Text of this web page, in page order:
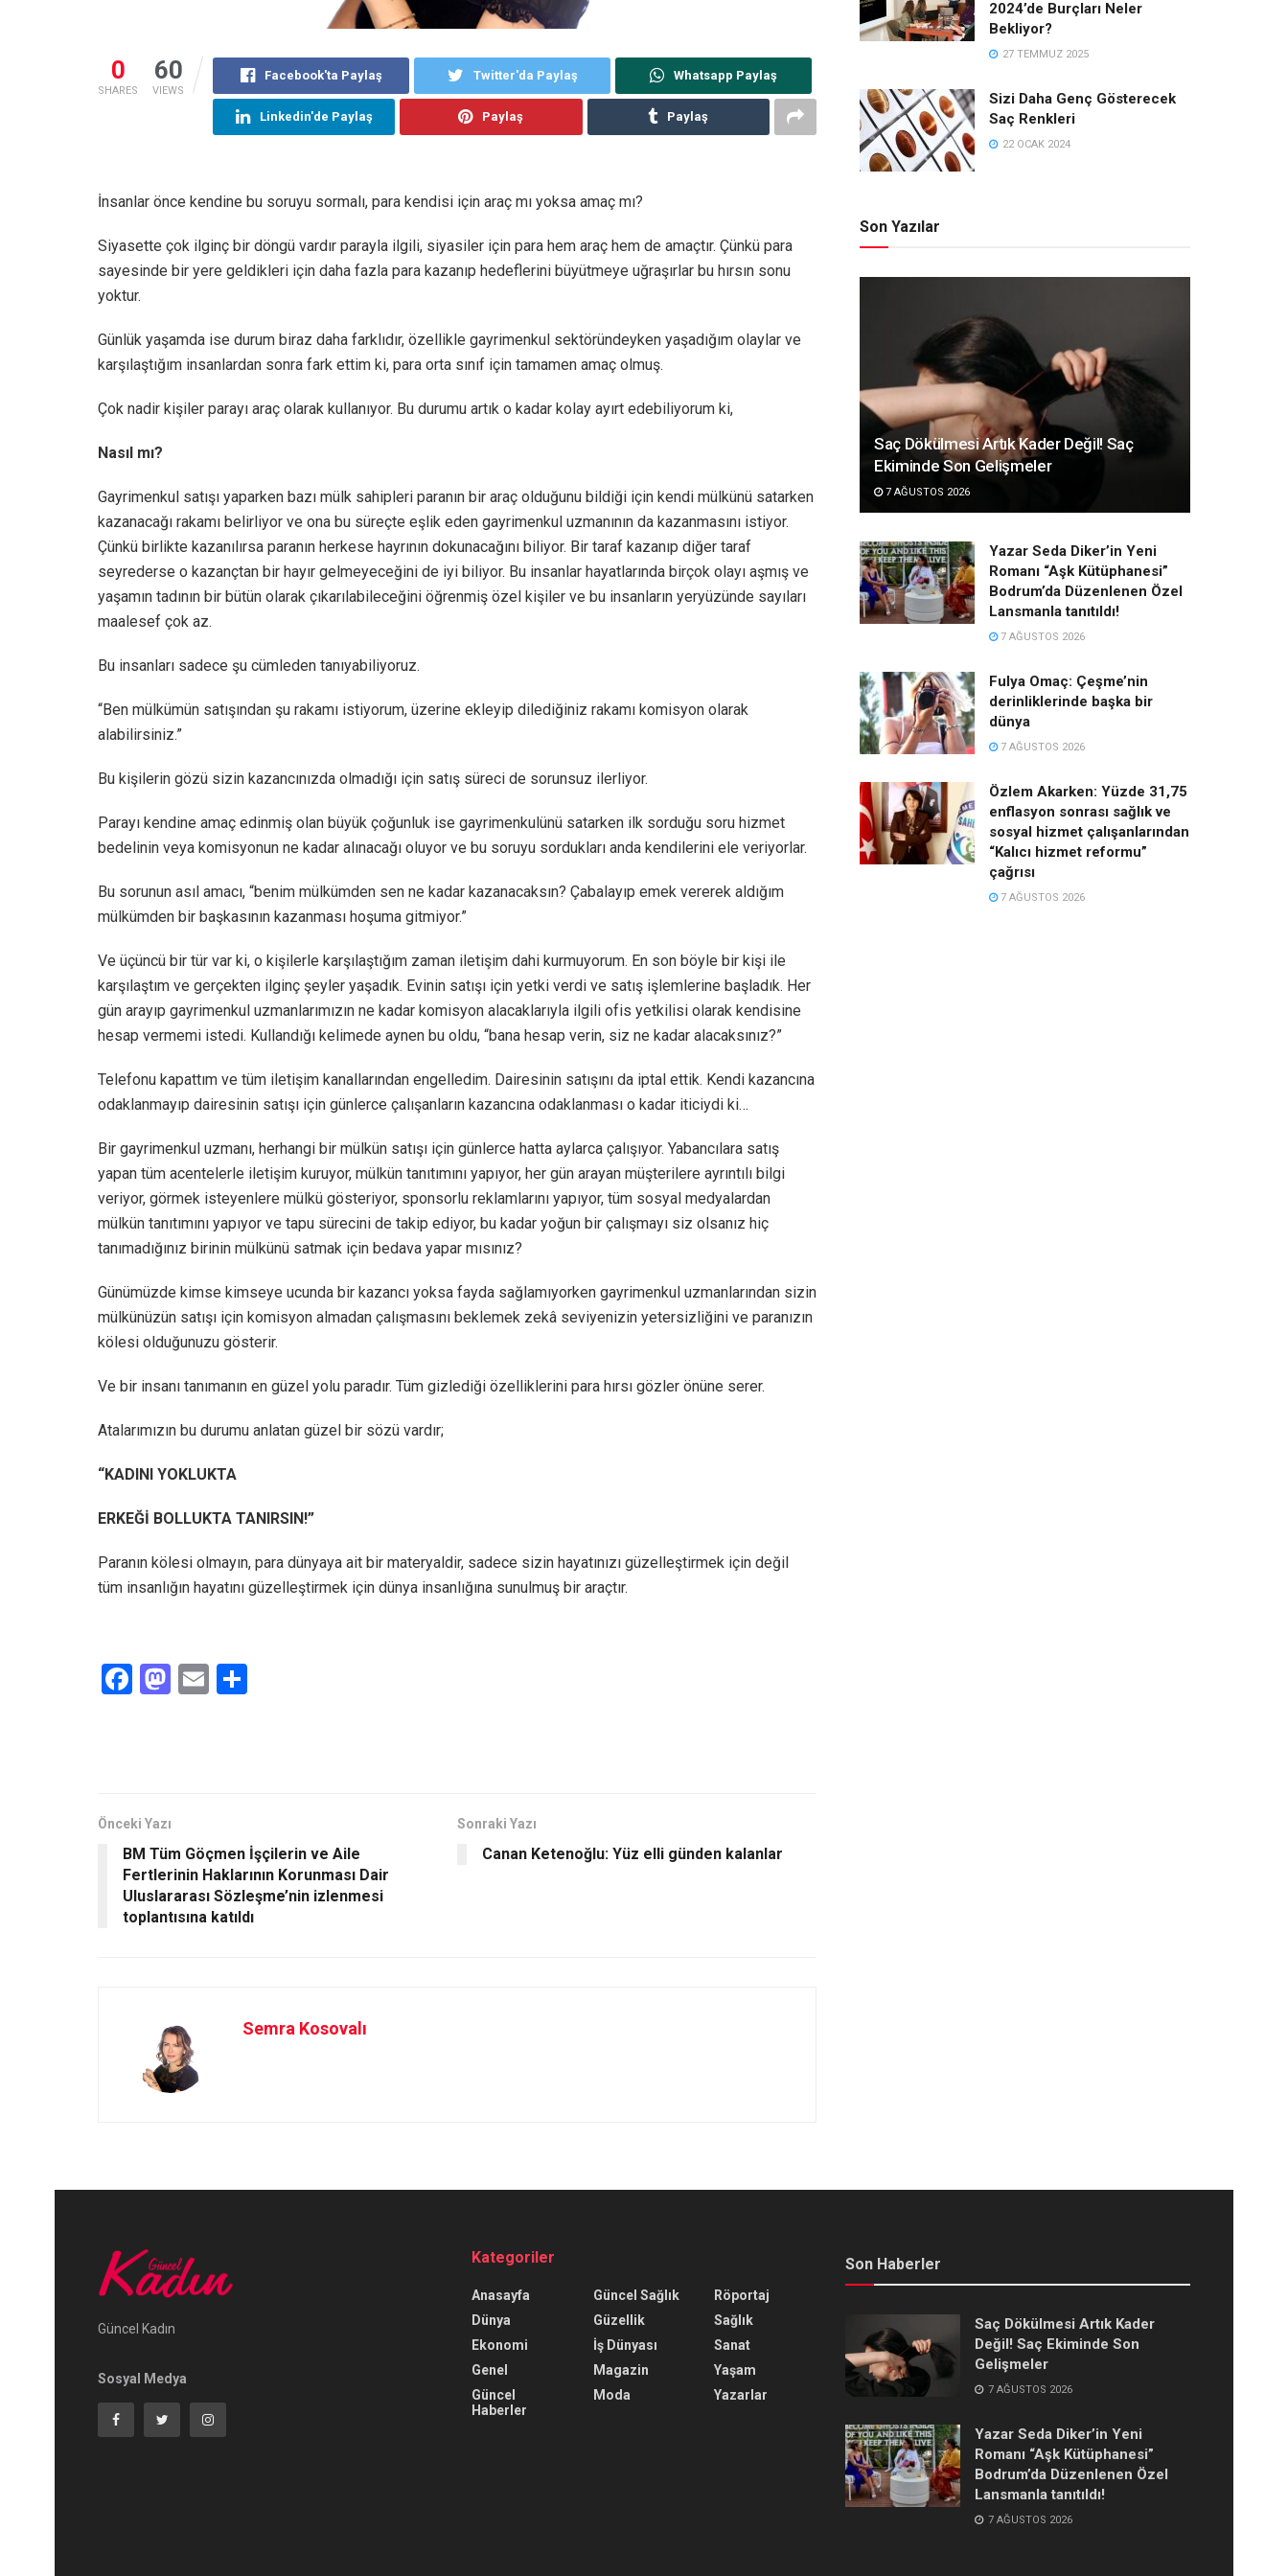
0
SHARES
60
VIEWS
Facebook'ta Paylaş Twitter'da Paylaş Whatsapp Paylaş
Linkedin'de Paylaş Paylaş Paylaş
İnsanlar önce kendine bu soruyu sormalı, para kendisi için araç mı yoksa amaç mı?
Siyasette çok ilginç bir döngü vardır parayla ilgili, siyasiler için para hem araç hem de amaçtır. Çünkü para
sayesinde bir yere geldikleri için daha fazla para kazanıp hedeflerini büyütmeye uğraşırlar bu hırsın sonu
yoktur.
Günlük yaşamda ise durum biraz daha farklıdır, özellikle gayrimenkul sektöründeyken yaşadığım olaylar ve
karşılaştığım insanlardan sonra fark ettim ki, para orta sınıf için tamamen amaç olmuş.
Çok nadir kişiler parayı araç olarak kullanıyor. Bu durumu artık o kadar kolay ayırt edebiliyorum ki,
Nasıl mı?
Gayrimenkul satışı yaparken bazı mülk sahipleri paranın bir araç olduğunu bildiği için kendi mülkünü satarken
kazanacağı rakamı belirliyor ve ona bu süreçte eşlik eden gayrimenkul uzmanının da kazanmasını istiyor.
Çünkü birlikte kazanılırsa paranın herkese hayrının dokunacağını biliyor. Bir taraf kazanıp diğer taraf
seyrederse o kazançtan bir hayır gelmeyeceğini de iyi biliyor. Bu insanlar hayatlarında birçok olayı aşmış ve
yaşamın tadının bir bütün olarak çıkarılabileceğini öğrenmiş özel kişiler ve bu insanların yeryüzünde sayıları
maalesef çok az.
Bu insanları sadece şu cümleden tanıyabiliyoruz.
“Ben mülkümün satışından şu rakamı istiyorum, üzerine ekleyip dilediğiniz rakamı komisyon olarak
alabilirsiniz.”
Bu kişilerin gözü sizin kazancınızda olmadığı için satış süreci de sorunsuz ilerliyor.
Parayı kendine amaç edinmiş olan büyük çoğunluk ise gayrimenkulünü satarken ilk sorduğu soru hizmet
bedelinin veya komisyonun ne kadar alınacağı oluyor ve bu soruyu sordukları anda kendilerini ele veriyorlar.
Bu sorunun asıl amacı, “benim mülkümden sen ne kadar kazanacaksın? Çabalayıp emek vererek aldığım
mülkümden bir başkasının kazanması hoşuma gitmiyor.”
Ve üçüncü bir tür var ki, o kişilerle karşılaştığım zaman iletişim dahi kurmuyorum. En son böyle bir kişi ile
karşılaştım ve gerçekten ilginç şeyler yaşadık. Evinin satışı için yetki verdi ve satış işlemlerine başladık. Her
gün arayıp gayrimenkul uzmanlarımızın ne kadar komisyon alacaklarıyla ilgili ofis yetkilisi olarak kendisine
hesap vermemi istedi. Kullandığı kelimede aynen bu oldu, “bana hesap verin, siz ne kadar alacaksınız?”
Telefonu kapattım ve tüm iletişim kanallarından engelledim. Dairesinin satışını da iptal ettik. Kendi kazancına
odaklanmayıp dairesinin satışı için günlerce çalışanların kazancına odaklanması o kadar iticiydi ki…
Bir gayrimenkul uzmanı, herhangi bir mülkün satışı için günlerce hatta aylarca çalışıyor. Yabancılara satış
yapan tüm acentelerle iletişim kuruyor, mülkün tanıtımını yapıyor, her gün arayan müşterilere ayrıntılı bilgi
veriyor, görmek isteyenlere mülkü gösteriyor, sponsorlu reklamlarını yapıyor, tüm sosyal medyalardan
mülkün tanıtımını yapıyor ve tapu sürecini de takip ediyor, bu kadar yoğun bir çalışmayı siz olsanız hiç
tanımadığınız birinin mülkünü satmak için bedava yapar mısınız?
Günümüzde kimse kimseye ucunda bir kazancı yoksa fayda sağlamıyorken gayrimenkul uzmanlarından sizin
mülkünüzün satışı için komisyon almadan çalışmasını beklemek zekâ seviyenizin yetersizliğini ve paranızın
kölesi olduğunuzu gösterir.
Ve bir insanı tanımanın en güzel yolu paradır. Tüm gizlediği özelliklerini para hırsı gözler önüne serer.
Atalarımızın bu durumu anlatan güzel bir sözü vardır;
“KADINI YOKLUKTA
ERKEĞİ BOLLUKTA TANIRSIN!”
Paranın kölesi olmayın, para dünyaya ait bir materyaldir, sadece sizin hayatınızı güzelleştirmek için değil
tüm insanlığın hayatını güzelleştirmek için dünya insanlığına sunulmuş bir araçtır.
F
o
k
M
n
E
Önceki Yazı
BM Tüm Göçmen İşçilerin ve Aile
Fertlerinin Haklarının Korunması Dair
Uluslararası Sözleşme’nin izlenmesi
toplantısına katıldı
Sonraki Yazı
Canan Ketenoğlu: Yüz elli günden kalanlar
Semra Kosovalı
2024’de Burçları Neler
Bekliyor?
27 TEMMUZ 2025
Sizi Daha Genç Gösterecek
Saç Renkleri
22 OCAK 2024
Son Yazılar
Saç Dökülmesi Artık Kader Değil! Saç
Ekiminde Son Gelişmeler
7 AĞUSTOS 2026
Yazar Seda Diker’in Yeni
Romanı “Aşk Kütüphanesi”
Bodrum’da Düzenlenen Özel
Lansmanla tanıtıldı!
7 AĞUSTOS 2026
Fulya Omaç: Çeşme’nin
derinliklerinde başka bir
dünya
7 AĞUSTOS 2026
Özlem Akarken: Yüzde 31,75
enflasyon sonrası sağlık ve
sosyal hizmet çalışanlarından
“Kalıcı hizmet reformu”
çağrısı
7 AĞUSTOS 2026
Güncel Kadın
Sosyal Medya
Kategoriler
Anasayfa
Dünya
Ekonomi
Genel
Güncel
Haberler
Güncel Sağlık
Güzellik
İş Dünyası
Magazin
Moda
Röportaj
Sağlık
Sanat
Yaşam
Yazarlar
Son Haberler
Saç Dökülmesi Artık Kader
Değil! Saç Ekiminde Son
Gelişmeler
7 AĞUSTOS 2026
Yazar Seda Diker’in Yeni
Romanı “Aşk Kütüphanesi”
Bodrum’da Düzenlenen Özel
Lansmanla tanıtıldı!
7 AĞUSTOS 2026